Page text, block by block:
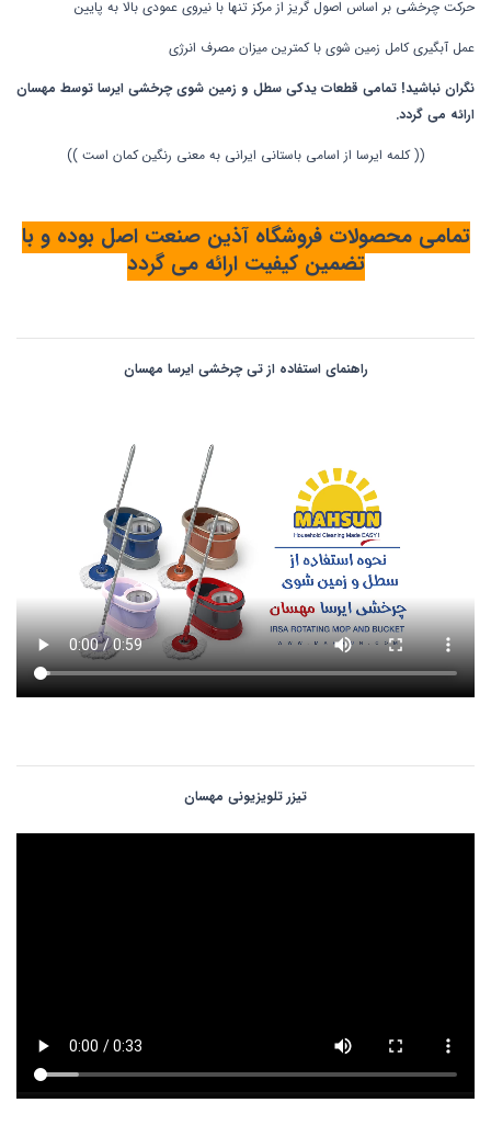
حرکت چرخشی بر اساس اصول گریز از مرکز تنها با نیروی عمودی بالا به پایین
عمل آبگیری کامل زمین شوی با کمترین میزان مصرف انرژی
نگران نباشید! تمامی قطعات یدکی سطل و زمین شوی چرخشی ایرسا توسط مهسان
ارائه می گردد.
(( کلمه ایرسا از اسامی باستانی ایرانی به معنی رنگین کمان است ))
تمامی محصولات فروشگاه آذین صنعت اصل بوده و با
تضمین کیفیت ارائه می گردد
راهنمای استفاده از تی چرخشی ایرسا مهسان
تیزر تلویزیونی مهسان